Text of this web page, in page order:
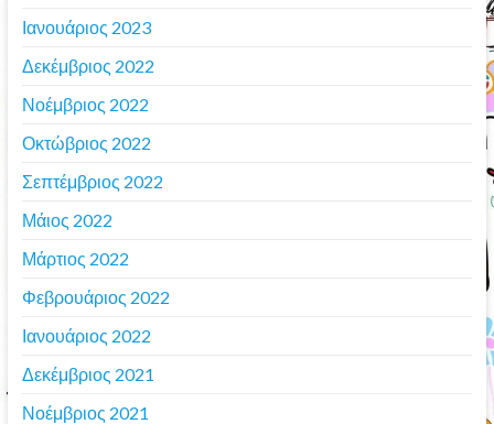
Ιανουάριος 2023
Δεκέμβριος 2022
Νοέμβριος 2022
Οκτώβριος 2022
Σεπτέμβριος 2022
Μάιος 2022
Μάρτιος 2022
Φεβρουάριος 2022
Ιανουάριος 2022
Δεκέμβριος 2021
Νοέμβριος 2021